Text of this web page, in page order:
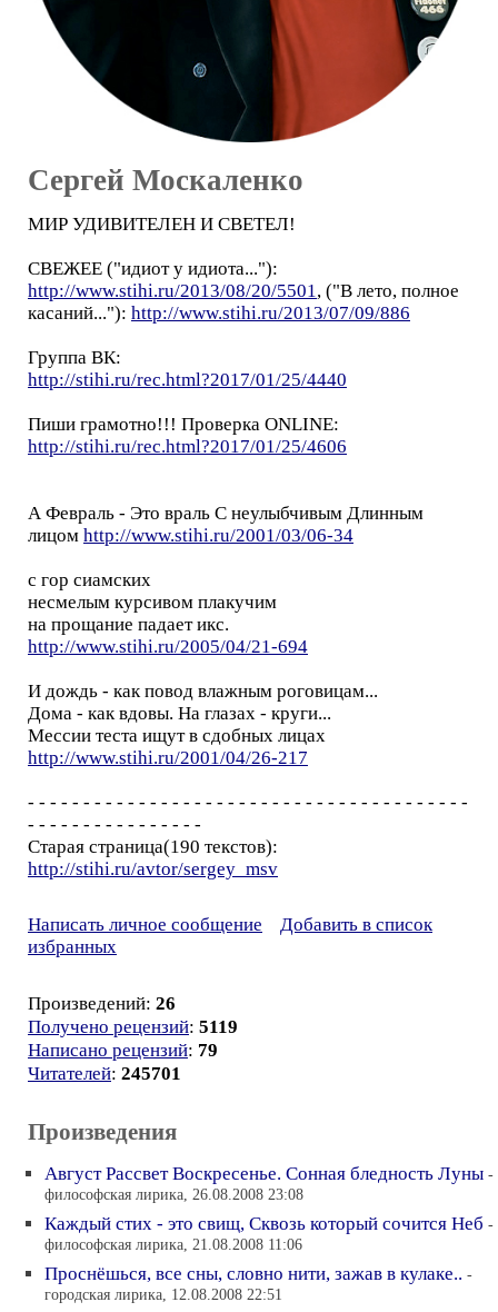
Сергей Москаленко
МИР УДИВИТЕЛЕН И СВЕТЕЛ!
СВЕЖЕЕ ("идиот у идиота..."):
http://www.stihi.ru/2013/08/20/5501, ("В лето, полное
касаний..."): http://www.stihi.ru/2013/07/09/886
Группа ВК:
http://stihi.ru/rec.html?2017/01/25/4440
Пиши грамотно!!! Проверка ONLINE:
http://stihi.ru/rec.html?2017/01/25/4606
А Февраль - Это враль С неулыбчивым Длинным
лицом http://www.stihi.ru/2001/03/06-34
с гор сиамских
несмелым курсивом плакучим
на прощание падает икс.
http://www.stihi.ru/2005/04/21-694
И дождь - как повод влажным роговицам...
Дома - как вдовы. На глазах - круги...
Мессии теста ищут в сдобных лицах
http://www.stihi.ru/2001/04/26-217
- - - - - - - - - - - - - - - - - - - - - - - - - - - - - - - - - - - - - - - -
- - - - - - - - - - - - - - - -
Старая страница(190 текстов):
http://stihi.ru/avtor/sergey_msv
Написать личное сообщение
Добавить в список
избранных
Произведений: 26
Получено рецензий: 5119
Написано рецензий: 79
Читателей: 245701
Произведения
Август Рассвет Воскресенье. Сонная бледность Луны -
философская лирика, 26.08.2008 23:08
Каждый стих - это свищ, Сквозь который сочится Неб -
философская лирика, 21.08.2008 11:06
Проснёшься, все сны, словно нити, зажав в кулаке.. -
городская лирика, 12.08.2008 22:51